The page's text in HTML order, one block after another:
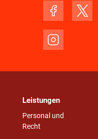
Leistungen
Personal und
Recht